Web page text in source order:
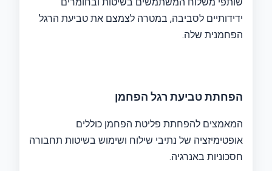
ידידותיים לסביבה, במטרה לצמצם את טביעת הרגל
הפחמנית שלה.
הפחתת טביעת רגל הפחמן
המאמצים להפחתת פליטת הפחמן כוללים
אופטימיזציה של נתיבי שילוח ושימוש בשיטות תחבורה
חסכוניות באנרגיה.